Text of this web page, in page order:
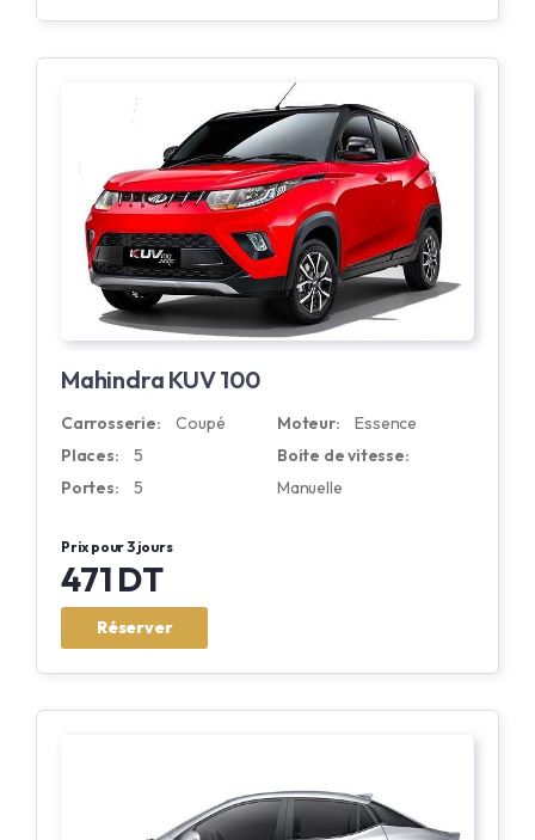
Mahindra KUV 100
Carrosserie:
Coupé
Places:
5
Portes:
5
Moteur:
Essence
Boite de vitesse:
Manuelle
Prix pour 3 jours
471 DT
Réserver